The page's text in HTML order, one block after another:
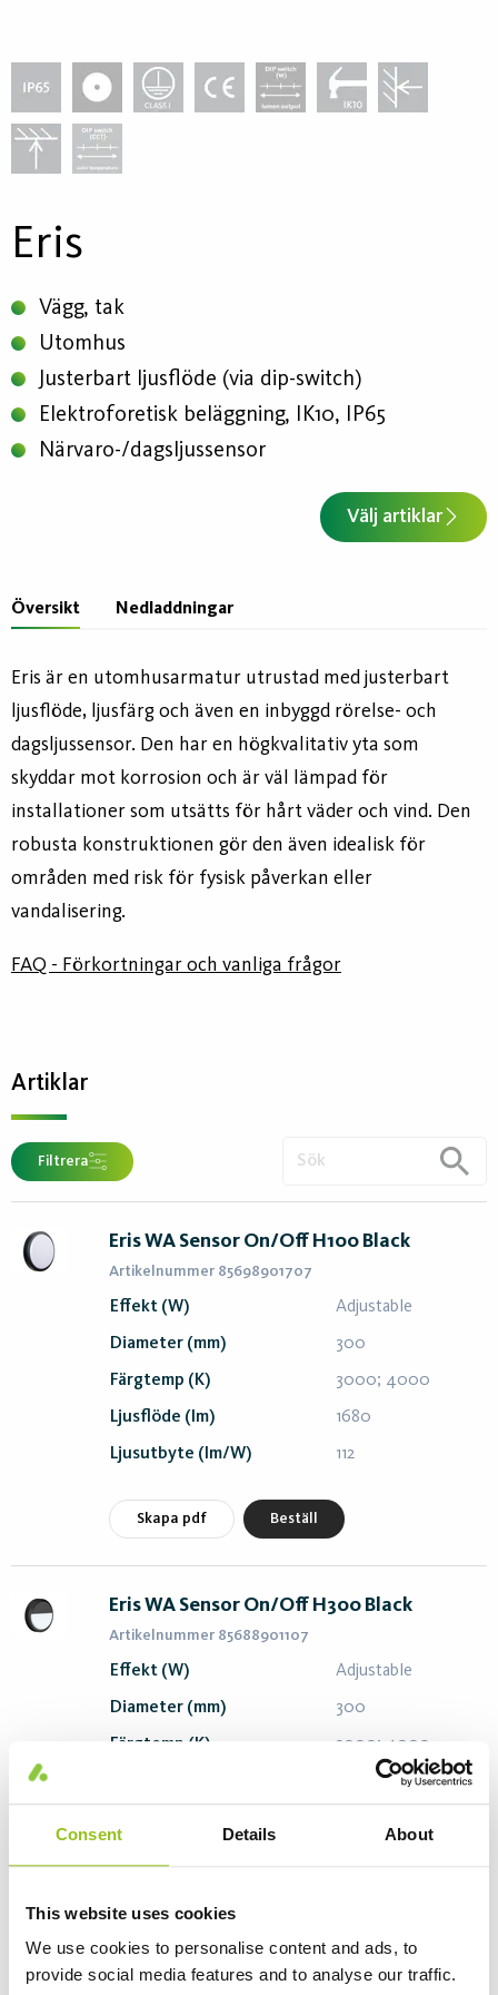
Consent Details About
This website uses cookies
We use cookies to personalise content and ads, to
provide social media features and to analyse our traffic.
Eris
Vägg, tak
Utomhus
Justerbart ljusflöde (via dip-switch)
Elektroforetisk beläggning, IK10, IP65
Närvaro-/dagsljussensor
Välj artiklar
Översikt Nedladdningar
Eris är en utomhusarmatur utrustad med justerbart
ljusflöde, ljusfärg och även en inbyggd rörelse- och
dagsljussensor. Den har en högkvalitativ yta som
skyddar mot korrosion och är väl lämpad för
installationer som utsätts för hårt väder och vind. Den
robusta konstruktionen gör den även idealisk för
områden med risk för fysisk påverkan eller
vandalisering.
FAQ - Förkortningar och vanliga frågor
Artiklar
Filtrera
Eris WA Sensor On/Off H100 Black
Artikelnummer 85698901707
Effekt (W) Adjustable
Diameter (mm) 300
Färgtemp (K) 3000; 4000
Ljusflöde (lm) 1680
Ljusutbyte (lm/W) 112
Skapa pdf Beställ
Eris WA Sensor On/Off H300 Black
Artikelnummer 85688901107
Effekt (W) Adjustable
Diameter (mm) 300
Färgtemp (K) 3000; 4000
Eris WA 25W 1900 On/Off 840 H300 Black